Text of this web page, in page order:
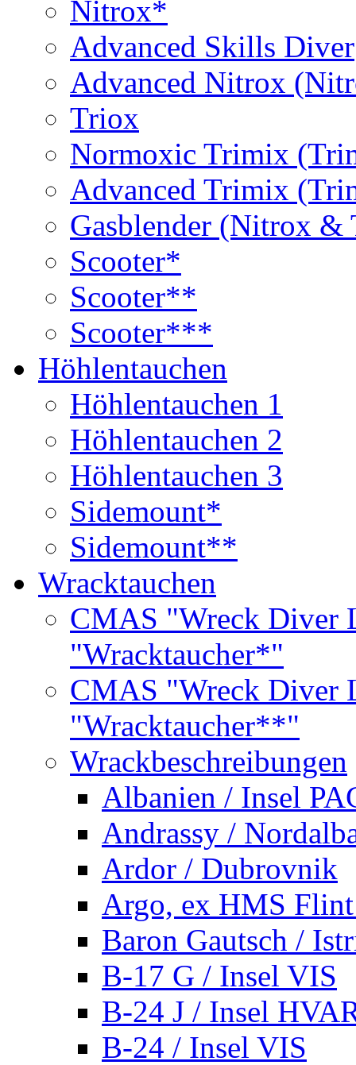
Nitrox*
Advanced Skills Diver
Advanced Nitrox
Triox
Normoxic Trimix
Advanced Trimix
Gasblender (Nitrox
Scooter*
Scooter**
Scooter***
Höhlentauchen
Höhlentauchen 1
Höhlentauchen 2
Höhlentauchen 3
Sidemount*
Sidemount**
Wracktauchen
CMAS "Wreck Diver
"Wracktaucher*"
CMAS "Wreck Diver
"Wracktaucher**"
Wrackbeschreibungen
Albanien / Insel
Andrassy /
Ardor / Dubrovnik
Argo, ex HMS
Baron Gautsch /
B-17 G / Insel VIS
B-24 J / Insel
B-24 / Insel VIS